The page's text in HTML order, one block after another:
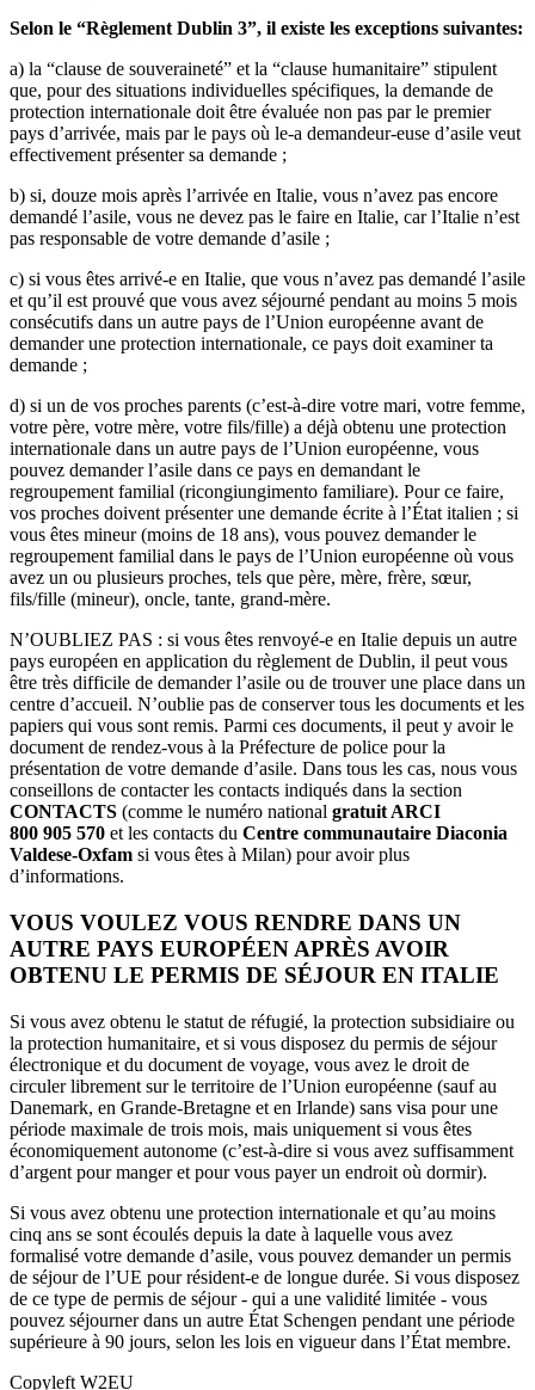
Selon le “Règlement Dublin 3”, il existe les exceptions suivantes:
a) la “clause de souveraineté” et la “clause humanitaire” stipulent
que, pour des situations individuelles spécifiques, la demande de
protection internationale doit être évaluée non pas par le premier
pays d’arrivée, mais par le pays où le-a demandeur-euse d’asile veut
effectivement présenter sa demande ;
b) si, douze mois après l’arrivée en Italie, vous n’avez pas encore
demandé l’asile, vous ne devez pas le faire en Italie, car l’Italie n’est
pas responsable de votre demande d’asile ;
c) si vous êtes arrivé-e en Italie, que vous n’avez pas demandé l’asile
et qu’il est prouvé que vous avez séjourné pendant au moins 5 mois
consécutifs dans un autre pays de l’Union européenne avant de
demander une protection internationale, ce pays doit examiner ta
demande ;
d) si un de vos proches parents (c’est-à-dire votre mari, votre femme,
votre père, votre mère, votre fils/fille) a déjà obtenu une protection
internationale dans un autre pays de l’Union européenne, vous
pouvez demander l’asile dans ce pays en demandant le
regroupement familial (ricongiungimento familiare). Pour ce faire,
vos proches doivent présenter une demande écrite à l’État italien ; si
vous êtes mineur (moins de 18 ans), vous pouvez demander le
regroupement familial dans le pays de l’Union européenne où vous
avez un ou plusieurs proches, tels que père, mère, frère, sœur,
fils/fille (mineur), oncle, tante, grand-mère.
N’OUBLIEZ PAS : si vous êtes renvoyé-e en Italie depuis un autre
pays européen en application du règlement de Dublin, il peut vous
être très difficile de demander l’asile ou de trouver une place dans un
centre d’accueil. N’oublie pas de conserver tous les documents et les
papiers qui vous sont remis. Parmi ces documents, il peut y avoir le
document de rendez-vous à la Préfecture de police pour la
présentation de votre demande d’asile. Dans tous les cas, nous vous
conseillons de contacter les contacts indiqués dans la section
CONTACTS (comme le numéro national gratuit ARCI
800 905 570 et les contacts du Centre communautaire Diaconia
Valdese-Oxfam si vous êtes à Milan) pour avoir plus
d’informations.
VOUS VOULEZ VOUS RENDRE DANS UN
AUTRE PAYS EUROPÉEN APRÈS AVOIR
OBTENU LE PERMIS DE SÉJOUR EN ITALIE
Si vous avez obtenu le statut de réfugié, la protection subsidiaire ou
la protection humanitaire, et si vous disposez du permis de séjour
électronique et du document de voyage, vous avez le droit de
circuler librement sur le territoire de l’Union européenne (sauf au
Danemark, en Grande-Bretagne et en Irlande) sans visa pour une
période maximale de trois mois, mais uniquement si vous êtes
économiquement autonome (c’est-à-dire si vous avez suffisamment
d’argent pour manger et pour vous payer un endroit où dormir).
Si vous avez obtenu une protection internationale et qu’au moins
cinq ans se sont écoulés depuis la date à laquelle vous avez
formalisé votre demande d’asile, vous pouvez demander un permis
de séjour de l’UE pour résident-e de longue durée. Si vous disposez
de ce type de permis de séjour - qui a une validité limitée - vous
pouvez séjourner dans un autre État Schengen pendant une période
supérieure à 90 jours, selon les lois en vigueur dans l’État membre.
Copyleft W2EU